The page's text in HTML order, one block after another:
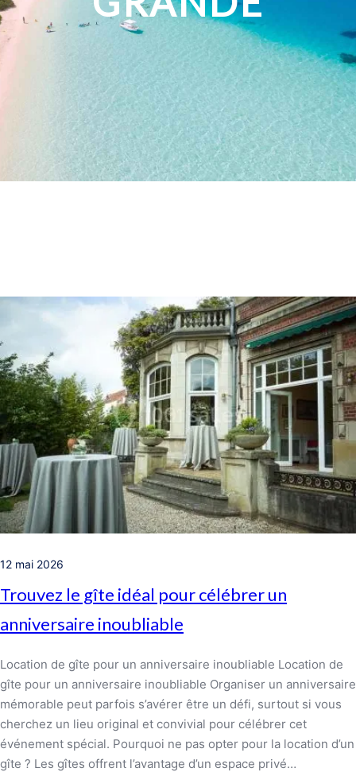
12 mai 2026
Trouvez le gîte idéal pour célébrer un
anniversaire inoubliable
Location de gîte pour un anniversaire inoubliable Location de
gîte pour un anniversaire inoubliable Organiser un anniversaire
mémorable peut parfois s’avérer être un défi, surtout si vous
cherchez un lieu original et convivial pour célébrer cet
événement spécial. Pourquoi ne pas opter pour la location d’un
gîte ? Les gîtes offrent l’avantage d’un espace privé…